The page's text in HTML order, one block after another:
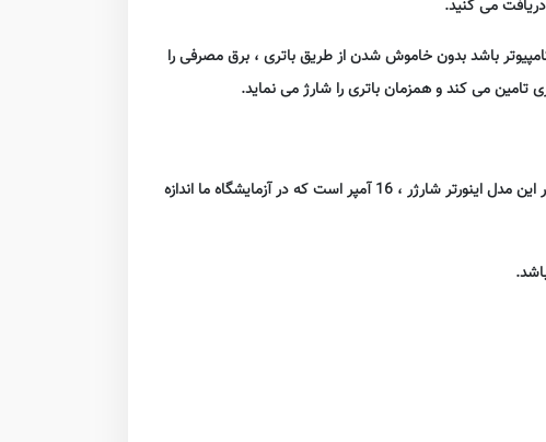
باشد بدون خاموش شدن از طریق باتری ، برق مصرفی را
یکی از مهمترین تنظیمات این دستگاه قابلیت تنظیم جریان شارژر می باشد که با توجه به باتری باید تنظیم شود حداکثر جریان شارژر این مدل اینورتر شارژر ، 16 آمپر است که در آزمایشگاه ما اندازه